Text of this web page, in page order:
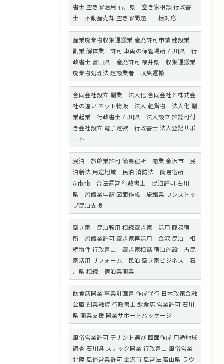
書士 空き家活用 石川県 空き家相談 行政書
士 不動産売却 空き家問題 一括対応
産業廃棄物収集運搬業 産廃許可申請 建設業
副業 解体業 許可 車両の保管場所 石川県 行
政書士 富山県 産廃許可 福井県 収集運搬業
廃棄物処理法 建設業者 収集運搬
合同会社設立 副業 法人化 合同会社と株式会
社の違い ネット物販 法人 軽貨物 法人化 副
業起業 行政書士 石川県 法人設立 許認可付
き会社設立 電子定款 行政書士 法人登記サポ
ート
民泊 旅館業許可 簡易宿所 開業 金沢市 民
泊新法 用途地域 民泊 消防法 簡易宿所
Airbnb 合法運営 行政書士 民泊許可 石川
県 旅館業申請 図面作成 旅館業 ワンストッ
プ民泊支援
空き家 民泊転用 相続空き家 活用 簡易宿
所 旅館業許可 空き家再活用 金沢 民泊 相
続物件 行政書士 空き家相談 宿泊施設 古民
家活用 リフォーム 民泊 空き家ビジネス 石
川県 相続 宿泊業開業
飲食店開業 事業計画書 作成代行 日本政策金融
公庫 創業融資 行政書士 飲食店 営業許可 石川
県 開業支援 開業サポートパッケージ
風俗営業許可 テナント選び 図面作成 用途地域
調査 石川県 スナック開業 行政書士 風俗営業
北陸 風俗営業許可 金沢市 風営法 富山県 ラウ